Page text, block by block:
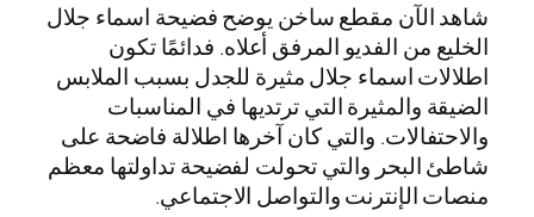
شاهد الآن مقطع ساخن يوضح فضيحة اسماء جلال
الخليع من الفديو المرفق أعلاه. فدائمًا تكون
اطلالات اسماء جلال مثيرة للجدل بسبب الملابس
الضيقة والمثيرة التي ترتديها في المناسبات
والاحتفالات. والتي كان آخرها اطلالة فاضحة على
شاطئ البحر والتي تحولت لفضيحة تداولتها معظم
منصات الإنترنت والتواصل الاجتماعي.